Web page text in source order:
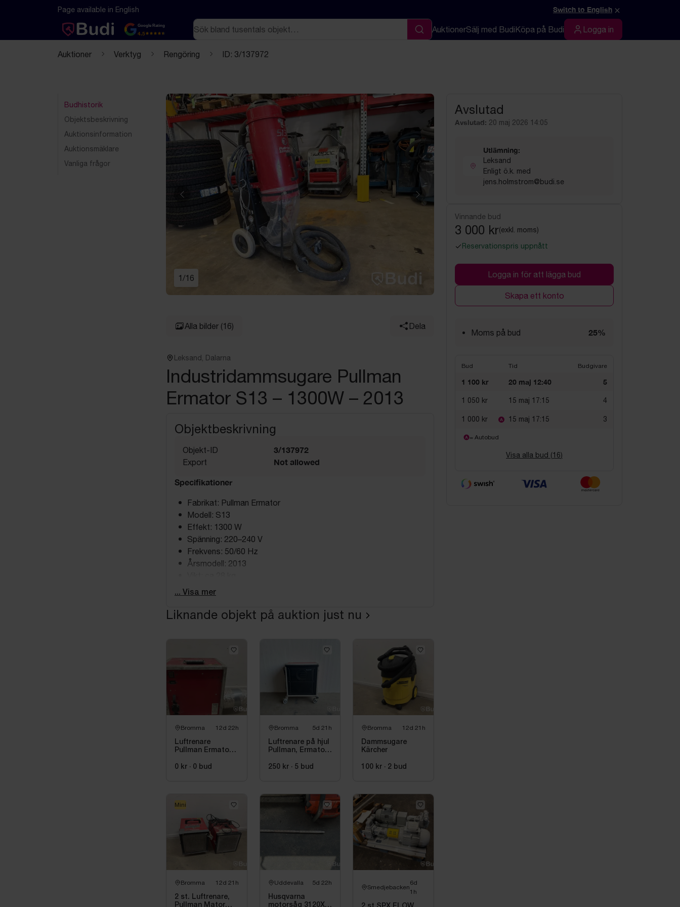
Hoppa till innehåll
Textbaserad (markdown) version av denna sida
Page available in English Switch to English ×
Google Rating
4.5
Sök
Sök
AuktionerSälj med BudiKöpa på Budi Logga in
Logga in
Auktioner Verktyg Rengöring ID: 3/137972
Budhistorik
Objektsbeskrivning
Auktionsinformation
Auktionsmäklare
Vanliga frågor
Föregående Nästa
1 /16
Alla bilder (16) Dela
Leksand, Dalarna
Industridammsugare Pullman
Ermator S13 – 1300W – 2013
Objektbeskrivning
Objekt-ID 3/137972
Export Not allowed
Specifikationer
Fabrikat: Pullman Ermator
Modell: S13
Effekt: 1300 W
Spänning: 220–240 V
Frekvens: 50/60 Hz
Årsmodell: 2013
Skyddsklass: IP22
Utrustad med slang och uppsamlingspåse
Hjul för enkel transport
Skick
Begagnad
Normalt slitage förekommer (se bilder)
Saknar filter
Startar vid enklare test
Övrigt
Stabil och driftsäker modell
... Visa mer
Liknande objekt på auktion just nu
Bromma 12d 22h
Luftrenare
Pullman Ermator
0 kr · 0 bud
Bromma 5d 21h
Luftrenare på hjul
Pullman, Ermator
250 kr · 5 bud
Bromma 12d 21h
Dammsugare
Kärcher
100 kr · 2 bud
Bromma 12d 21h
2 st. Luftrenare,
Pullman Mator
Mini
Uddevalla 5d 22h
Husqvarna
motorsåg 3120XP,
Smedjebacken
6d
1h
Avslutad
Avslutad: 20 maj 2026 14:05
Utlämning:
Leksand
Enligt ö.k. med
jens.holmstrom@budi.se
Vinnande bud
3 000 kr(exkl. moms)
Reservationspris uppnått
Logga in för att lägga bud
Skapa ett konto
Moms på bud 25%
Bud Tid Budgivare
1 100 kr 20 maj 12:40 5
1 050 kr 15 maj 17:15 4
1 000 kr 15 maj 17:15 3
= Autobud
Visa alla bud (16)